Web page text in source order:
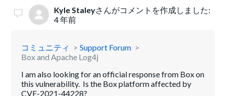
Kyle Staleyさんがコメントを作成しました:
4 年前
コミュニティ
Support Forum
Box and Apache Log4j
I am also looking for an official response from Box on
this vulnerability. Is the Box platform affected by
CVE-2021-44228?